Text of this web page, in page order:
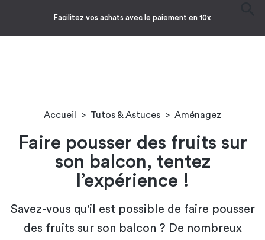
-10% pour les jeunes diplômés !* 🎉
Accueil > Tutos & Astuces > Aménagez
Faire pousser des fruits sur
son balcon​, tentez
l’expérience !
Savez-vous qu'il est possible de faire pousser
des fruits sur son balcon ? De nombreux